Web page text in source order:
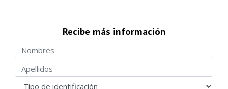
Recibe más información
Nombres
Apellidos
Tipo de identificación